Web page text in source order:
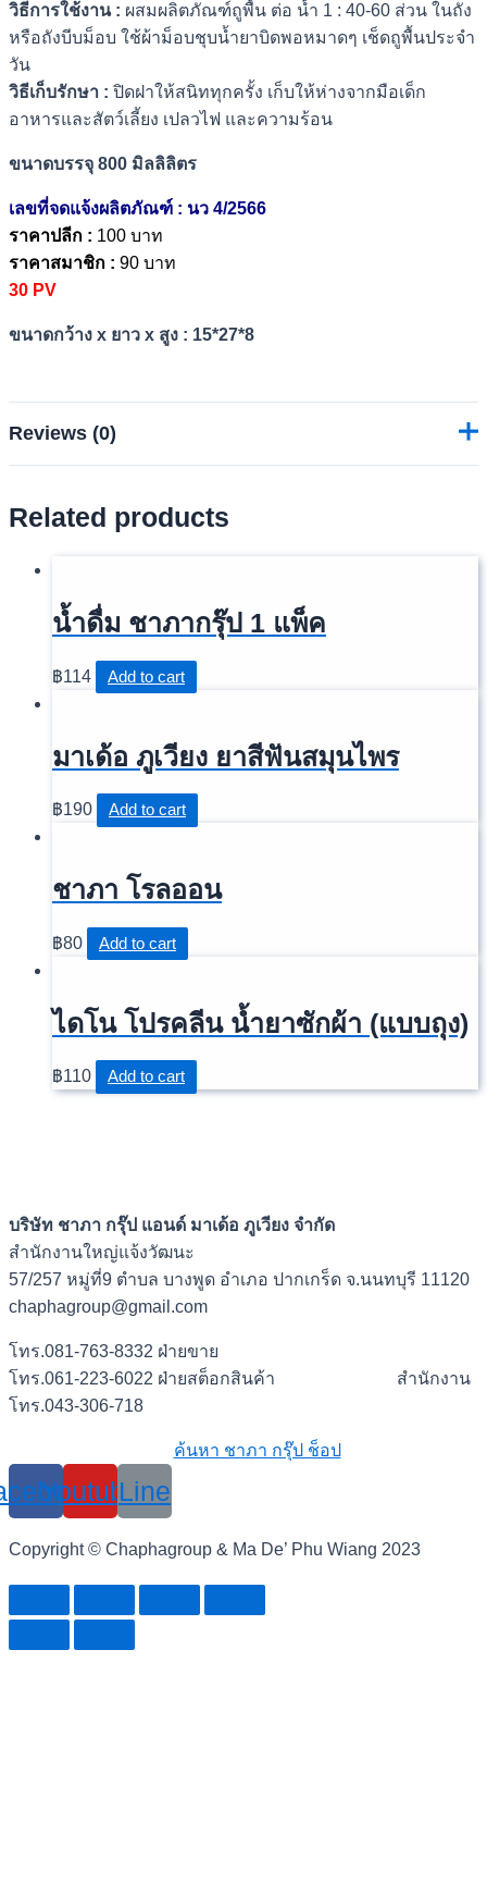
วิธีการใช้งาน : ผสมผลิตภัณฑ์ถูพื้น ต่อ น้ำ 1 : 40-60 ส่วน ในถัง
หรือถังบีบม็อบ ใช้ผ้าม็อบชุบน้ำยาบิดพอหมาดๆ เช็ดถูพื้นประจำ
วัน
วิธีเก็บรักษา : ปิดฝาให้สนิททุกครั้ง เก็บให้ห่างจากมือเด็ก
อาหารและสัตว์เลี้ยง เปลวไฟ และความร้อน
ขนาดบรรจุ 800 มิลลิลิตร
เลขที่จดแจ้งผลิตภัณฑ์ : นว 4/2566
ราคาปลีก : 100 บาท
ราคาสมาชิก : 90 บาท
30 PV
ขนาดกว้าง x ยาว x สูง : 15*27*8
Reviews (0)
Reviews
There are no reviews yet.
Be the first to review “ไดโน คลีนพลัส
น้ำยาถูพื้น (แบบถุง)”
เครื่องหมาย*
Your rating *
Your review
บันทึกชื่อ, อีเมล และชื่อเว็บไซต์ของฉันบนเบราว์เซอร์นี้
สำหรับการแสดงความเห็นครั้งถัดไป
Related products
น้ำดื่ม ชาภากรุ๊ป 1 แพ็ค
฿114 Add to cart
มาเด้อ ภูเวียง ยาสีฟันสมุนไพร
฿190 Add to cart
ชาภา โรลออน
฿80 Add to cart
ไดโน โปรคลีน น้ำยาซักผ้า (แบบถุง)
฿110 Add to cart
บริษัท ชาภา กรุ๊ป แอนด์ มาเด้อ ภูเวียง จำกัด
สำนักงานใหญ่แจ้งวัฒนะ
57/257 หมู่ที่9 ตำบล บางพูด อำเภอ ปากเกร็ด จ.นนทบุรี 11120
chaphagroup@gmail.com
โทร.081-763-8332 ฝ่ายขาย
โทร.061-223-6022 ฝ่ายสต็อกสินค้า สำนักงาน
โทร.043-306-718
ค้นหา ชาภา กรุ๊ป ช็อป
YoutubeLine
Copyright © Chaphagroup & Ma De’ Phu Wiang 2023